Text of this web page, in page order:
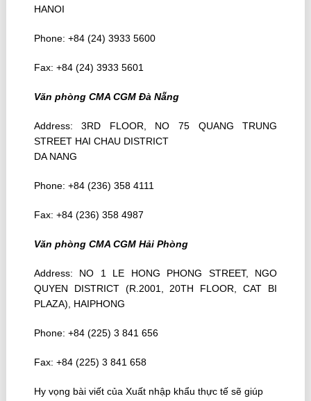
HANOI
Phone: +84 (24) 3933 5600
Fax: +84 (24) 3933 5601
Văn phòng CMA CGM Đà Nẵng
Address: 3RD FLOOR, NO 75 QUANG TRUNG
STREET HAI CHAU DISTRICT
DA NANG
Phone: +84 (236) 358 4111
Fax: +84 (236) 358 4987
Văn phòng CMA CGM Hải Phòng
Address: NO 1 LE HONG PHONG STREET, NGO
QUYEN DISTRICT (R.2001, 20TH FLOOR, CAT BI
PLAZA), HAIPHONG
Phone: +84 (225) 3 841 656
Fax: +84 (225) 3 841 658
Hy vọng bài viết của Xuất nhập khẩu thực tế sẽ giúp